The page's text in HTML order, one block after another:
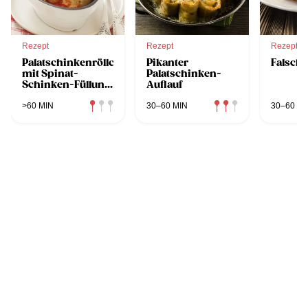
Rezept
Palatschinkenröllchen
mit Spinat-
Schinken-Füllung
>60 MIN
Rezept
Pikanter
Palatschinken-
Auflauf
30–60 MIN
Rezept
30–60